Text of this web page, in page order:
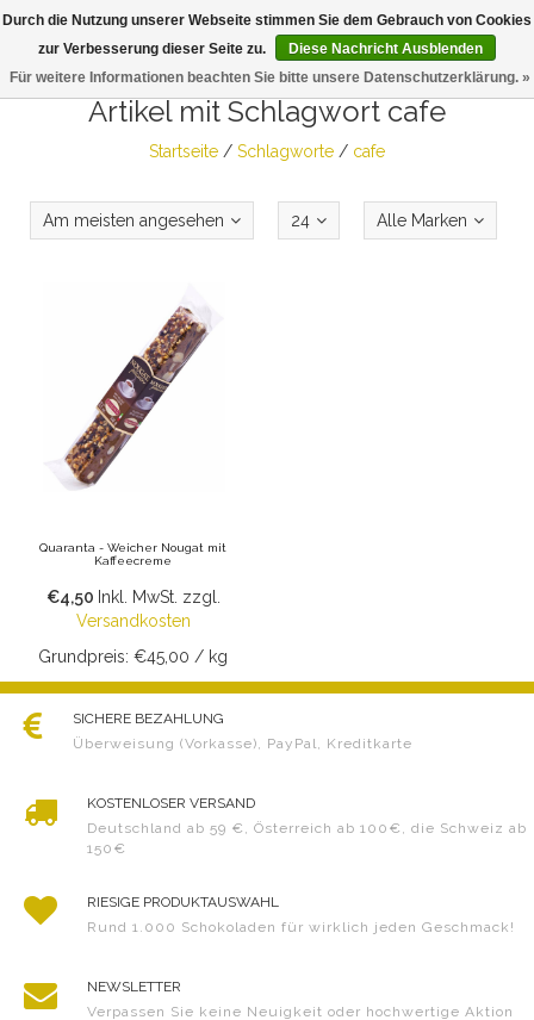
Artikel mit Schlagwort cafe
Startseite / Schlagworte / cafe
Am meisten angesehen 24 Alle Marken
Quaranta - Weicher Nougat mit
Kaffeecreme
€4,50 Inkl. MwSt. zzgl.
Versandkosten
Grundpreis: €45,00 / kg
SICHERE BEZAHLUNG
Überweisung (Vorkasse), PayPal, Kreditkarte
KOSTENLOSER VERSAND
Deutschland ab 59 €, Österreich ab 100€, die Schweiz ab
150€
RIESIGE PRODUKTAUSWAHL
Rund 1.000 Schokoladen für wirklich jeden Geschmack!
NEWSLETTER
Verpassen Sie keine Neuigkeit oder hochwertige Aktion
Durch die Nutzung unserer Webseite stimmen Sie dem Gebrauch von Cookies
zur Verbesserung dieser Seite zu.
Diese Nachricht Ausblenden
Für weitere Informationen beachten Sie bitte unsere Datenschutzerklärung. »